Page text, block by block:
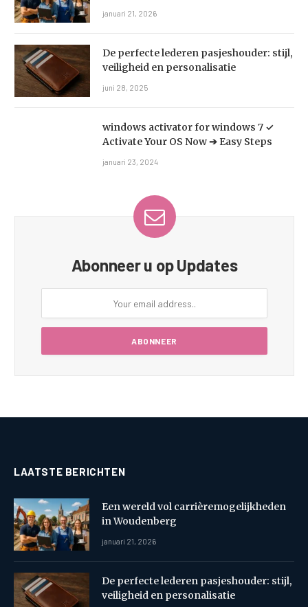
januari 21, 2026
De perfecte lederen pasjeshouder: stijl,
veiligheid en personalisatie
juni 28, 2025
windows activator for windows 7 ✓
Activate Your OS Now ➔ Easy Steps
januari 23, 2024
Abonneer u op Updates
LAATSTE BERICHTEN
Een wereld vol carrièremogelijkheden
in Woudenberg
januari 21, 2026
De perfecte lederen pasjeshouder: stijl,
veiligheid en personalisatie